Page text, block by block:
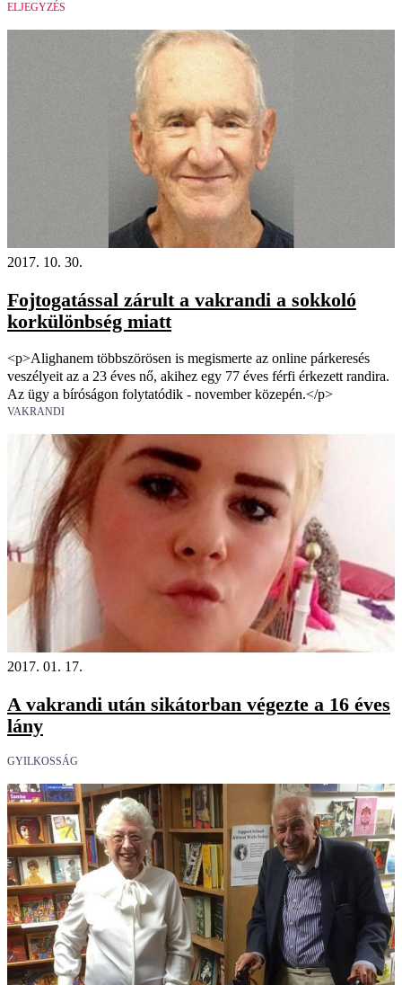
ELJEGYZÉS
2017. 10. 30.
Fojtogatással zárult a vakrandi a sokkoló
korkülönbség miatt
<p>Alighanem többszörösen is megismerte az online párkeresés
veszélyeit az a 23 éves nő, akihez egy 77 éves férfi érkezett randira.
Az ügy a bíróságon folytatódik - november közepén.</p>
VAKRANDI
2017. 01. 17.
A vakrandi után sikátorban végezte a 16 éves
lány
GYILKOSSÁG